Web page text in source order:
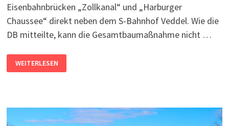
Eisenbahnbrücken „Zollkanal“ und „Harburger
Chaussee“ direkt neben dem S-Bahnhof Veddel. Wie die
DB mitteilte, kann die Gesamtbaumaßnahme nicht …
BRÜCKEN:
ZUSÄTZLICHE
WEITERLESEN